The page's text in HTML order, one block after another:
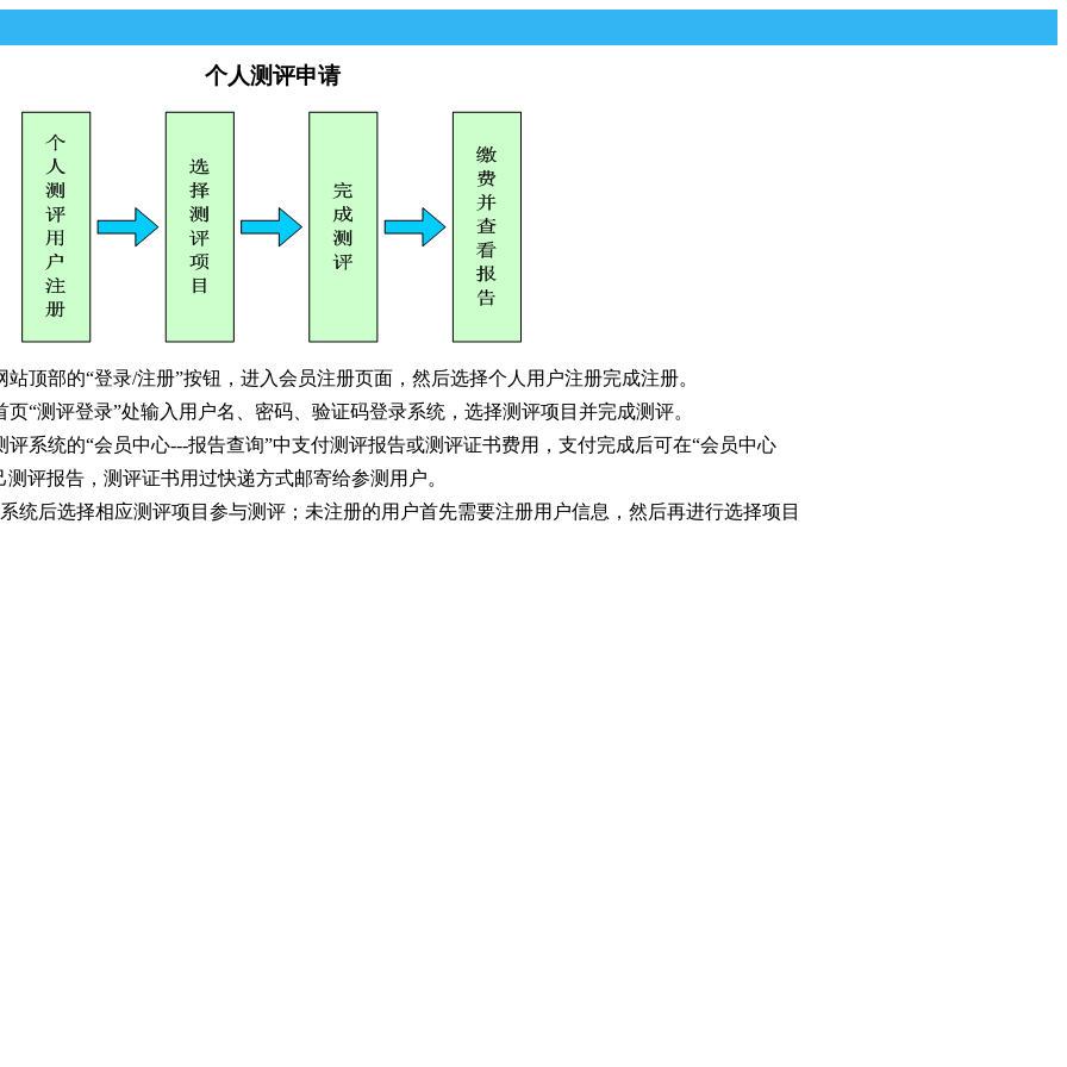
个人测评申请
部的“登录/注册”按钮，进入会员注册页面，然后选择个人用户注册完成注册。
测评登录”处输入用户名、密码、验证码登录系统，选择测评项目并完成测评。
统的“会员中心---报告查询”中支付测评报告或测评证书费用，支付完成后可在“会员中心
评报告，测评证书用过快递方式邮寄给参测用户。
后选择相应测评项目参与测评；未注册的用户首先需要注册用户信息，然后再进行选择项目